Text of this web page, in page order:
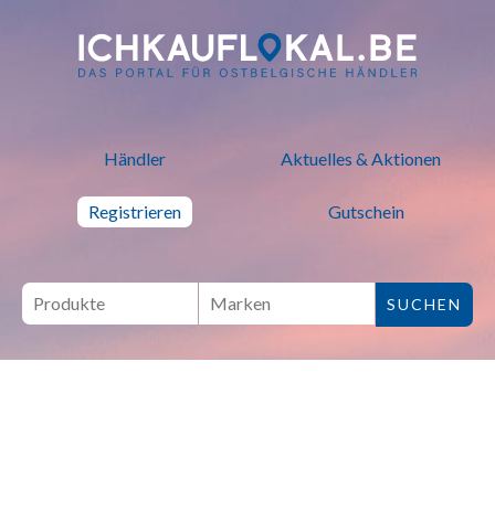
ich kauf lokal - Bei lokalen
Händler Aktuelles & Aktionen
Registrieren Gutschein